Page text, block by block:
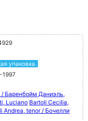
упаковка.
/ Баренбойм Даниэль,
Luciano Bartoli Cecilia,
Andrea, tenor / Бочелли